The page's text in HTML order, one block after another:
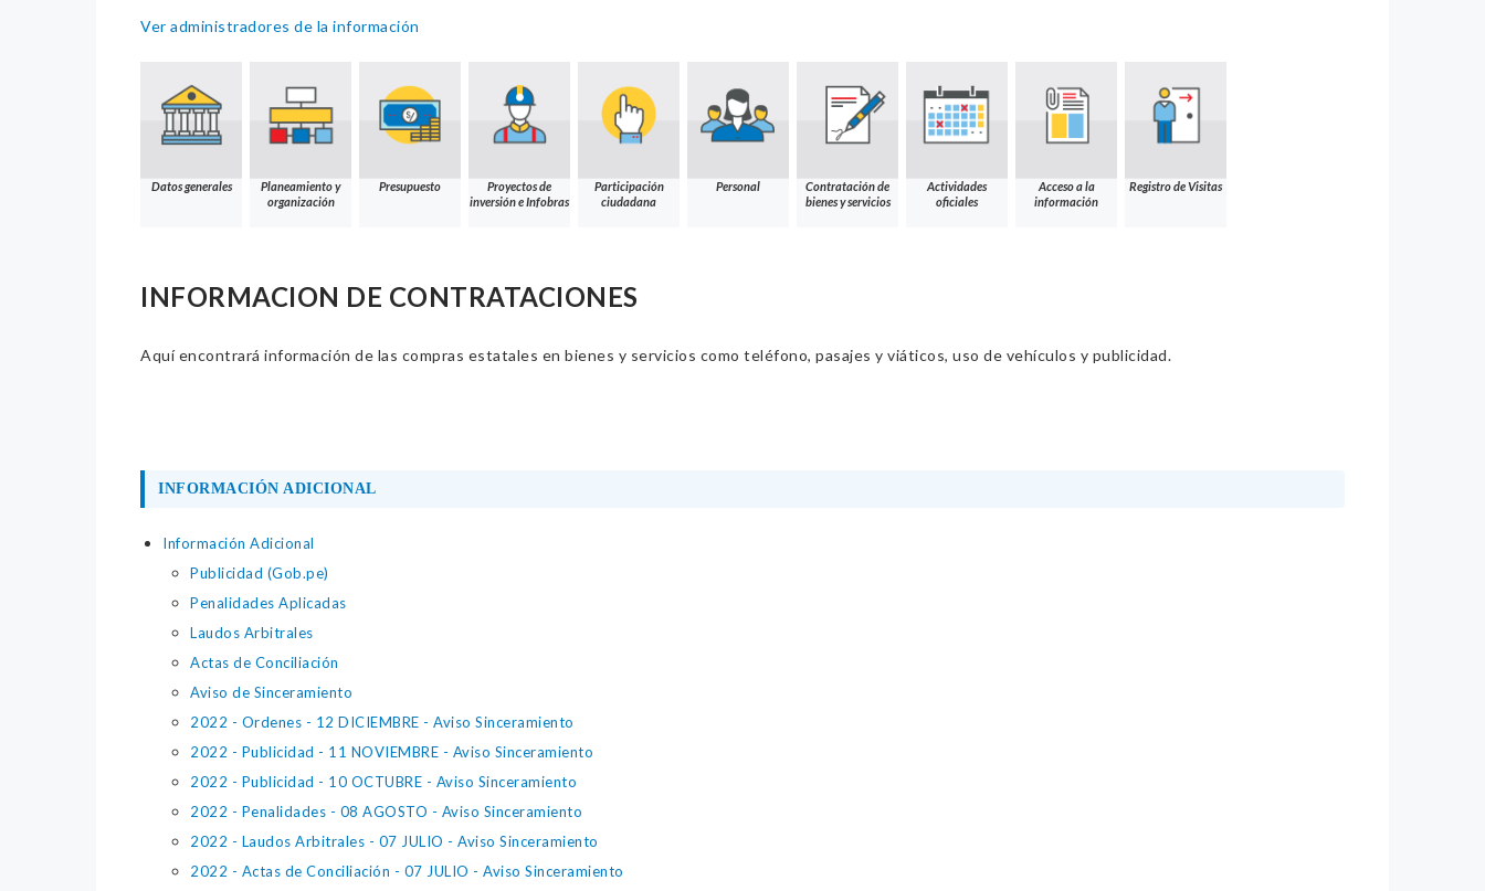
Ver administradores de la información
Datos generales
Planeamiento y
organización
Presupuesto
Proyectos de
inversión e Infobras
Participación
ciudadana
Personal
Contratación de
bienes y servicios
Actividades
oficiales
Acceso a la
información
Registro de Visitas
INFORMACION DE CONTRATACIONES
Aquí encontrará información de las compras estatales en bienes y servicios como teléfono, pasajes y viáticos, uso de vehículos y publicidad.
INFORMACIÓN ADICIONAL
Información Adicional
Publicidad (Gob.pe)
Penalidades Aplicadas
Laudos Arbitrales
Actas de Conciliación
Aviso de Sinceramiento
2022 - Ordenes - 12 DICIEMBRE - Aviso Sinceramiento
2022 - Publicidad - 11 NOVIEMBRE - Aviso Sinceramiento
2022 - Publicidad - 10 OCTUBRE - Aviso Sinceramiento
2022 - Penalidades - 08 AGOSTO - Aviso Sinceramiento
2022 - Laudos Arbitrales - 07 JULIO - Aviso Sinceramiento
2022 - Actas de Conciliación - 07 JULIO - Aviso Sinceramiento